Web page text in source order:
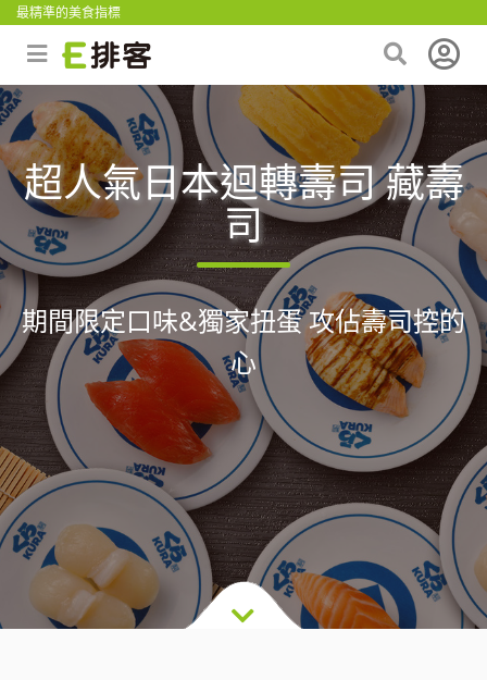
最精準的美食指標
超人氣日本迴轉壽司 藏壽
司
期間限定口味&獨家扭蛋 攻佔壽司控的
心